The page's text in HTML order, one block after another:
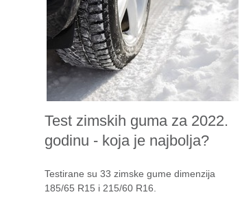
Test zimskih guma za 2022.
godinu - koja je najbolja?
Testirane su 33 zimske gume dimenzija
185/65 R15 i 215/60 R16.